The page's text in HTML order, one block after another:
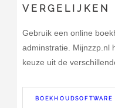
VERGELIJKEN
Gebruik een online
adminstratie. Mijnzzp.nl
keuze uit de